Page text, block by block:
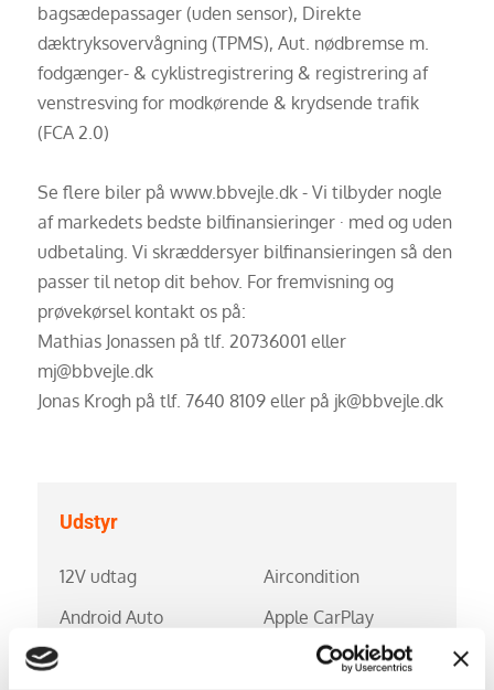
bagsædepassager (uden sensor), Direkte
dæktryksovervågning (TPMS), Aut. nødbremse m.
fodgænger- & cyklistregistrering & registrering af
venstresving for modkørende & krydsende trafik
(FCA 2.0)
Se flere biler på www.bbvejle.dk - Vi tilbyder nogle
af markedets bedste bilfinansieringer · med og uden
udbetaling. Vi skræddersyer bilfinansieringen så den
passer til netop dit behov. For fremvisning og
prøvekørsel kontakt os på:
Mathias Jonassen på tlf. 20736001 eller
mj@bbvejle.dk
Jonas Krogh på tlf. 7640 8109 eller på jk@bbvejle.dk
Udstyr
12V udtag
Aircondition
Android Auto
Apple CarPlay
Aut. nedblændeligt